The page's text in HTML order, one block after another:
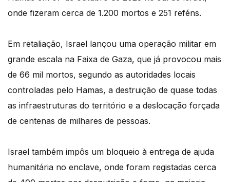
onde fizeram cerca de 1.200 mortos e 251 reféns.
Em retaliação, Israel lançou uma operação militar em
grande escala na Faixa de Gaza, que já provocou mais
de 66 mil mortos, segundo as autoridades locais
controladas pelo Hamas, a destruição de quase todas
as infraestruturas do território e a deslocação forçada
de centenas de milhares de pessoas.
Israel também impôs um bloqueio à entrega de ajuda
humanitária no enclave, onde foram registadas cerca